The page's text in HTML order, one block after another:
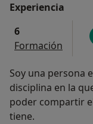
Experiencia
6
Formación
Soy una persona
disciplina en la
poder compartir
tiene.